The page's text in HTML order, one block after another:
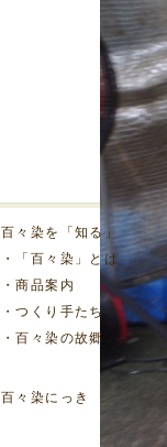
百々染を「知る」
・「百々染」とは
・商品案内
・つくり手たち
・百々染の故郷
百々染にっき